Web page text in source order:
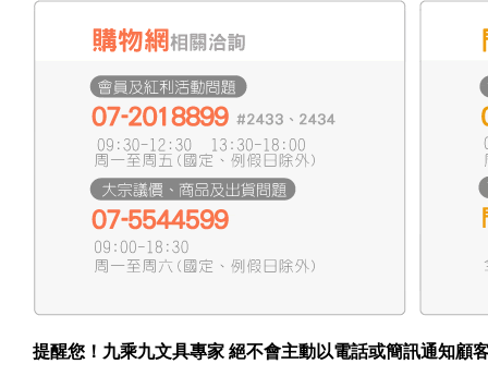
提醒您！九乘九文具專家 絕不會主動以電話或簡訊通知顧